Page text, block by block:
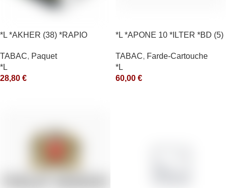
*L *AKHER (38) *RAPIO
TABAC, Paquet
*L
28,80 €
*L *APONE 10 *ILTER *BD (5)
TABAC, Farde-Cartouche
*L
60,00 €